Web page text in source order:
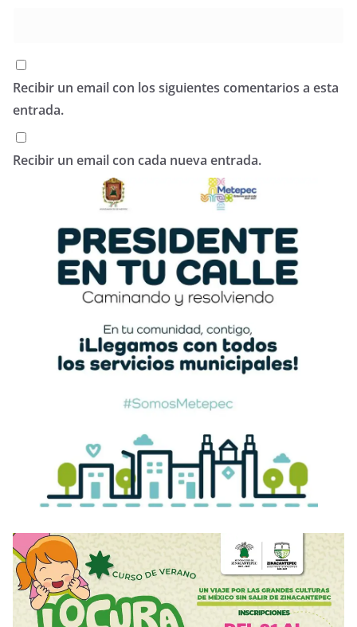
Recibir un email con los siguientes comentarios a esta
entrada.
Recibir un email con cada nueva entrada.